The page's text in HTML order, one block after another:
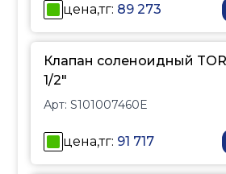
цена,тг: 89 273
Клапан соленоидный
1/2"
Арт:S101007460E
цена,тг: 91 717